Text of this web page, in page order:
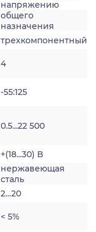
напряжению
общего
назначения
трехкомпонентный
4
-55:125
0.5...22 500
+(18...30) В
нержавеющая
сталь
2…20
< 5%